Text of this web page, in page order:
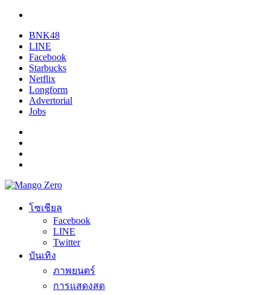
BNK48
LINE
Facebook
Starbucks
Netflix
Longform
Advertorial
Jobs
โซเชียล
Facebook
LINE
Twitter
บันเทิง
ภาพยนตร์
การแสดงสด